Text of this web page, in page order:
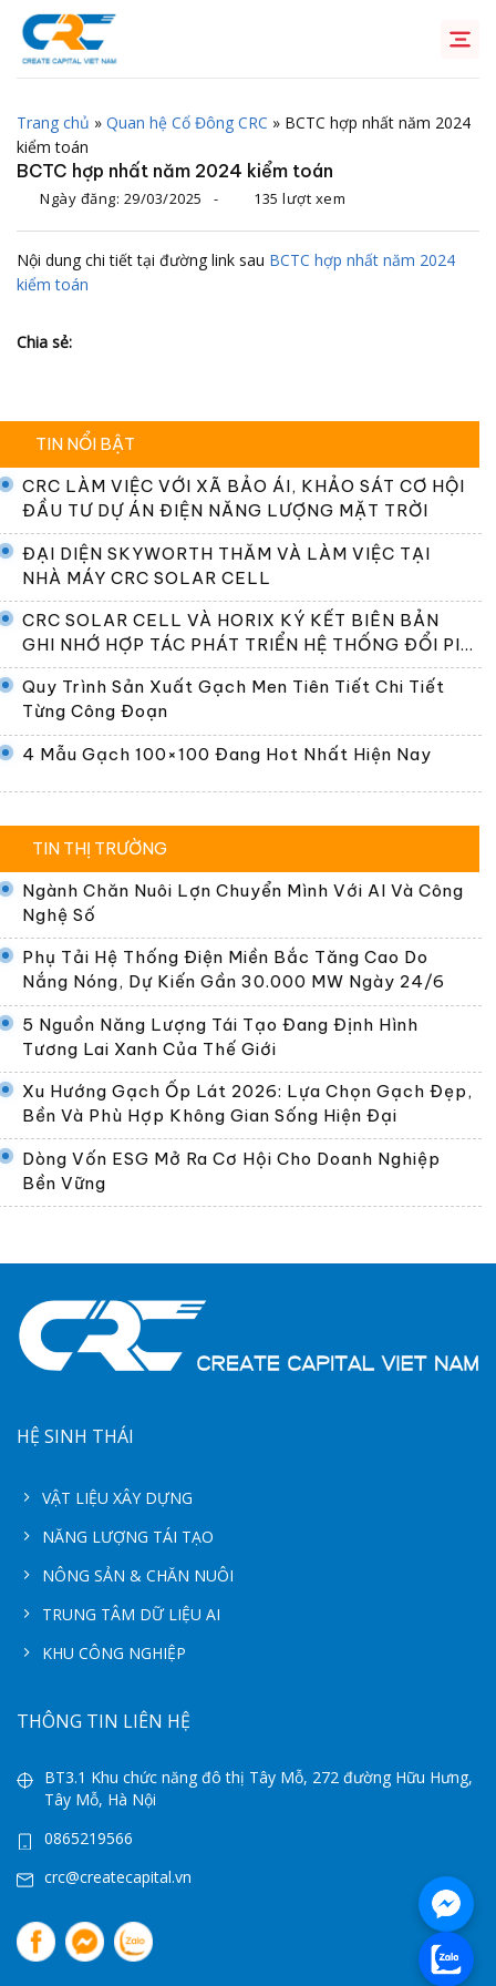
Chuyển
đến
dung
Trang chủ » Quan hệ Cổ Đông CRC » BCTC hợp nhất năm 2024
kiểm toán
BCTC hợp nhất năm 2024 kiểm toán
Ngày đăng: 29/03/2025 - 135 lượt xem
Nội dung chi tiết tại đường link sau BCTC hợp nhất năm 2024
kiểm toán
Chia sẻ:
TIN NỔI BẬT
CRC LÀM VIỆC VỚI XÃ BẢO ÁI, KHẢO SÁT CƠ HỘI
ĐẦU TƯ DỰ ÁN ĐIỆN NĂNG LƯỢNG MẶT TRỜI
ĐẠI DIỆN SKYWORTH THĂM VÀ LÀM VIỆC TẠI
NHÀ MÁY CRC SOLAR CELL
CRC SOLAR CELL VÀ HORIX KÝ KẾT BIÊN BẢN
GHI NHỚ HỢP TÁC PHÁT TRIỂN HỆ THỐNG ĐỔI PIN
TẠI VIỆT NAM
Quy Trình Sản Xuất Gạch Men Tiên Tiết Chi Tiết
Từng Công Đoạn
4 Mẫu Gạch 100×100 Đang Hot Nhất Hiện Nay
TIN THỊ TRƯỜNG
Ngành Chăn Nuôi Lợn Chuyển Mình Với AI Và Công
Nghệ Số
Phụ Tải Hệ Thống Điện Miền Bắc Tăng Cao Do
Nắng Nóng, Dự Kiến Gần 30.000 MW Ngày 24/6
5 Nguồn Năng Lượng Tái Tạo Đang Định Hình
Tương Lai Xanh Của Thế Giới
Xu Hướng Gạch Ốp Lát 2026: Lựa Chọn Gạch Đẹp,
Bền Và Phù Hợp Không Gian Sống Hiện Đại
Dòng Vốn ESG Mở Ra Cơ Hội Cho Doanh Nghiệp
Bền Vững
HỆ SINH THÁI
VẬT LIỆU XÂY DỰNG
NĂNG LƯỢNG TÁI TẠO
NÔNG SẢN & CHĂN NUÔI
TRUNG TÂM DỮ LIỆU AI
KHU CÔNG NGHIỆP
THÔNG TIN LIÊN HỆ
BT3.1 Khu chức năng đô thị Tây Mỗ, 272 đường Hữu Hưng,
Tây Mỗ, Hà Nội
0865219566
crc@createcapital.vn